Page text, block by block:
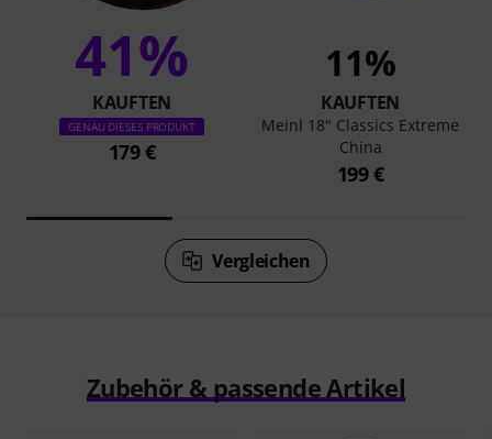
41%
KAUFTEN
GENAU DIESES PRODUKT
179 €
11%
KAUFTEN
Meinl 18" Classics Extreme
China
199 €
Vergleichen
Zubehör & passende Artikel